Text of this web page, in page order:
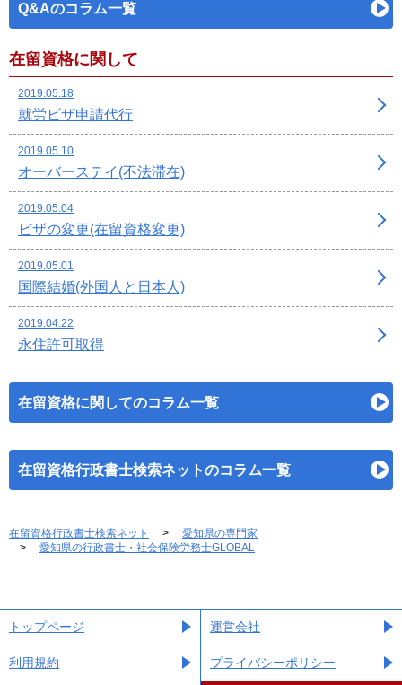
Q&Aのコラム一覧
在留資格に関して
2019.05.18
就労ビザ申請代行
2019.05.10
オーバーステイ(不法滞在)
2019.05.04
ビザの変更(在留資格変更)
2019.05.01
国際結婚(外国人と日本人)
2019.04.22
永住許可取得
在留資格に関してのコラム一覧
在留資格行政書士検索ネットのコラム一覧
在留資格行政書士検索ネット
愛知県の専門家
愛知県の行政書士・社会保険労務士GLOBAL
トップページ 運営会社
利用規約 プライバシーポリシー